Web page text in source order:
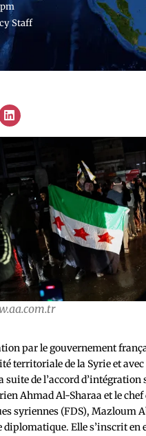
pm
Staff
par le gouvernement
territoriale de la Syrie et
suite de l’accord d’intégration
Ahmad Al-Sharaa et le chef
syriennes (FDS), Mazloum
diplomatique. Elle s’inscrit en